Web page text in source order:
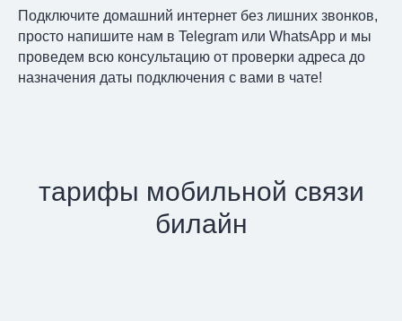
Подключите домашний интернет без лишних звонков,
просто напишите нам в Telegram или WhatsApp и мы
проведем всю консультацию от проверки адреса до
назначения даты подключения с вами в чате!
тарифы мобильной связи
билайн